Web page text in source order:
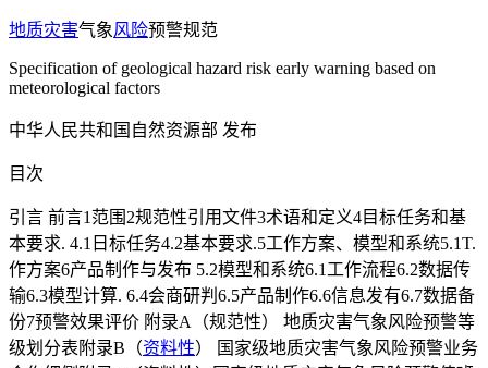
地质灾害气象风险预警规范
Specification of geological hazard risk early warning based on
meteorological factors
中华人民共和国自然资源部 发布
目次
引言 前言1范围2规范性引用文件3术语和定义4目标任务和基
本要求. 4.1日标任务4.2基本要求.5工作方案、模型和系统5.1T.
作方案6产品制作与发布 5.2模型和系统6.1工作流程6.2数据传
输6.3模型计算. 6.4会商研判6.5产品制作6.6信息发有6.7数据备
份7预警效果评价 附录A（规范性） 地质灾害气象风险预警等
级划分表附录B（资料性） 国家级地质灾害气象风险预警业务